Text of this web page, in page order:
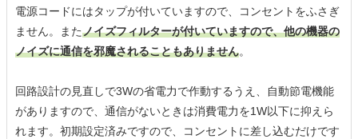
電源コードにはタップが付いていますので、コンセントをふさぎ
ません。またノイズフィルターが付いていますので、他の機器の
ノイズに通信を邪魔されることもありません。
回路設計の見直しで3Wの省電力で作動するうえ、自動節電機能
がありますので、通信がないときは消費電力を1W以下に抑えら
れます。初期設定済みですので、コンセントに差し込むだけです